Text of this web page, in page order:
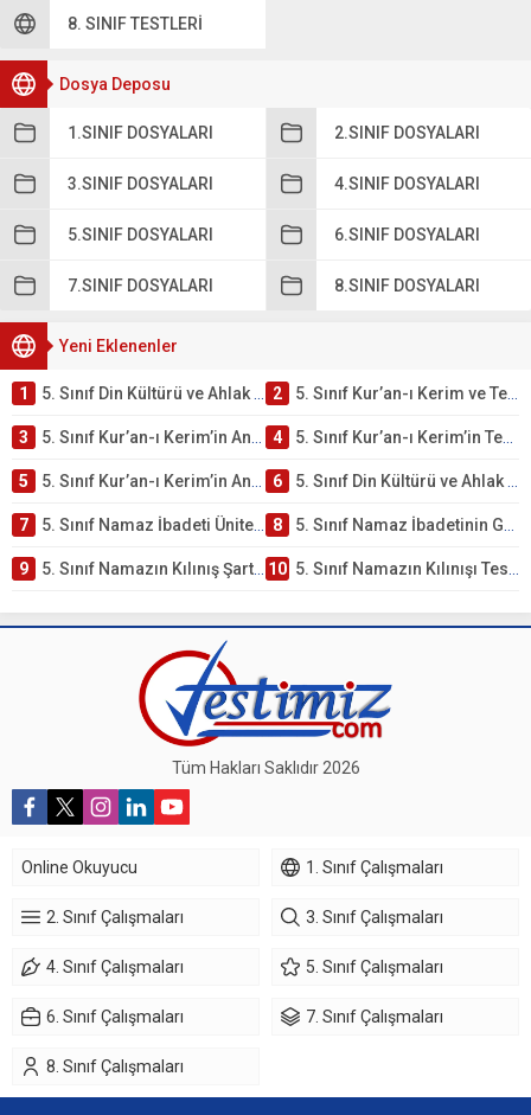
8. SINIF TESTLERI
Dosya Deposu
1.SINIF DOSYALARI 2.SINIF DOSYALARI
3.SINIF DOSYALARI 4.SINIF DOSYALARI
5.SINIF DOSYALARI 6.SINIF DOSYALARI
7.SINIF DOSYALARI 8.SINIF DOSYALARI
Yeni Eklenenler
1 5. Sınıf Din Kültürü ve Ahlak Bilgisi 2. Ünite: Kur’an-ı Kerim Çalışmaları 2 5. Sınıf Kur’an-ı Kerim ve Temel Özellikleri Testi – Online Çöz
3 5. Sınıf Kur’an-ı Kerim’in Ana Konuları Testi – Online Çöz 4 5. Sınıf Kur’an-ı Kerim’in Temel Özellikleri ve Önemi Testi – Online Çöz
5 5. Sınıf Kur’an-ı Kerim’in Anlamı ve Önemi Testi – Online Çöz 6 5. Sınıf Din Kültürü ve Ahlak Bilgisi 2. Ünite: Namaz İbadeti Çalışmaları
7 5. Sınıf Namaz İbadeti Ünite Testi – Online Çöz 8 5. Sınıf Namaz İbadetinin Getirdiği Faydalar Testi
9 5. Sınıf Namazın Kılınış Şartları Testi 10 5. Sınıf Namazın Kılınışı Testi – Online Çöz
Tüm Hakları Saklıdır 2026
Online Okuyucu 1. Sınıf Çalışmaları
2. Sınıf Çalışmaları 3. Sınıf Çalışmaları
4. Sınıf Çalışmaları 5. Sınıf Çalışmaları
6. Sınıf Çalışmaları 7. Sınıf Çalışmaları
8. Sınıf Çalışmaları